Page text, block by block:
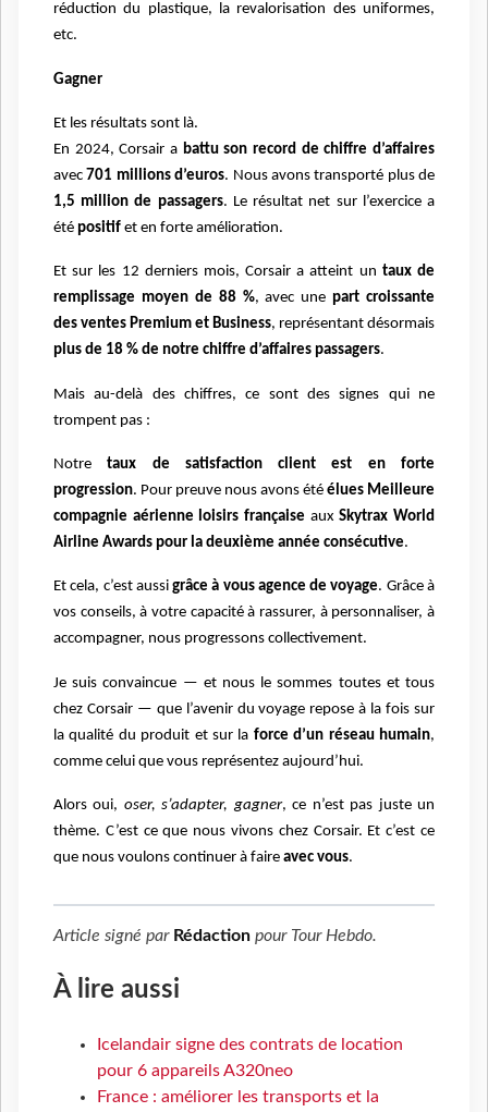
réduction du plastique, la revalorisation des uniformes,
etc.
Gagner
Et les résultats sont là.
En 2024, Corsair a battu son record de chiffre d’affaires
avec 701 millions d’euros. Nous avons transporté plus de
1,5 million de passagers. Le résultat net sur l’exercice a
été positif et en forte amélioration.
Et sur les 12 derniers mois, Corsair a atteint un taux de
remplissage moyen de 88 %, avec unepart croissante
des ventes Premium et Business, représentant désormais
plus de 18 % de notre chiffre d’affaires passagers.
Mais au-delà des chiffres, ce sont des signes qui ne
trompent pas :
Notretaux de satisfaction client est en forte
progression. Pour preuve nous avons été élues Meilleure
compagnie aérienne loisirs française auxSkytrax World
Airline Awards pour la deuxième année consécutive.
Et cela, c’est aussigrâce à vous agence de voyage. Grâce à
vos conseils, à votre capacité à rassurer, à personnaliser, à
accompagner, nous progressons collectivement.
Je suis convaincue — et nous le sommes toutes et tous
chez Corsair — que l’avenir du voyage repose à la fois sur
la qualité du produit et sur la force d’un réseau humain,
comme celui que vous représentez aujourd’hui.
Alors oui, oser, s’adapter, gagner, ce n’est pas juste un
thème. C’est ce que nous vivons chez Corsair. Et c’est ce
que nous voulons continuer à faire avec vous.
Article signé par Rédaction pour Tour Hebdo.
À lire aussi
Icelandair signe des contrats de location
pour 6 appareils A320neo
France : améliorer les transports et la